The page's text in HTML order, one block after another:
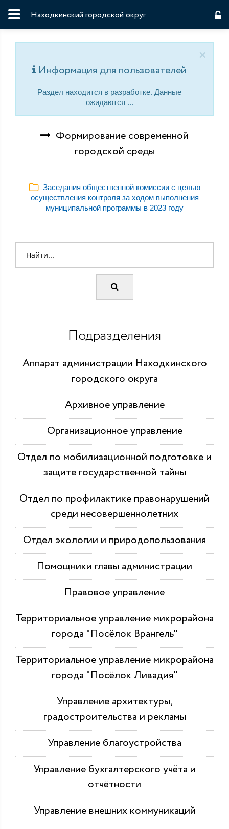
Находкинский городской округ
×
Информация для пользователей
Раздел находится в разработке. Данные
ожидаются ...
Формирование современной
городской среды
Заседания общественной комиссии с целью
осуществления контроля за ходом выполнения
муниципальной программы в 2023 году
Подразделения
Аппарат администрации Находкинского
городского округа
Архивное управление
Организационное управление
Отдел по мобилизационной подготовке и
защите государственной тайны
Отдел по профилактике правонарушений
среди несовершеннолетних
Отдел экологии и природопользования
Помощники главы администрации
Правовое управление
Территориальное управление микрорайона
города "Посёлок Врангель"
Территориальное управление микрорайона
города "Посёлок Ливадия"
Управление архитектуры,
градостроительства и рекламы
Управление благоустройства
Управление бухгалтерского учёта и
отчётности
Управление внешних коммуникаций